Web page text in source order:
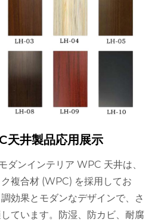
天井製品応用展示
ンインテリア WPC 天井は、
複合材 (WPC) を採用してお
効果とモダンなデザインで、さ
ています。防湿、防カビ、耐腐